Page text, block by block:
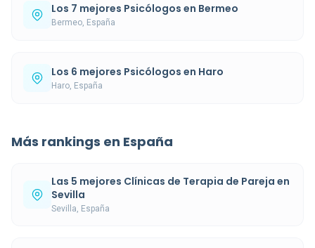
Los 7 mejores Psicólogos en Bermeo
Bermeo, España
Los 6 mejores Psicólogos en Haro
Haro, España
Más rankings en España
Las 5 mejores Clínicas de Terapia de Pareja en
Sevilla
Sevilla, España